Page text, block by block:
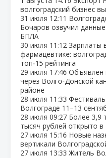
волгоградский бизнес
31 июля 12:11
Бочаров озвучил
БПЛА
30 июля 11:12 Зарплаты
фармацевтике:
топ‑15 рейтинга
29 июля 17:46 Объявлен
через Волго‑Донской
районе
28 июля 11:33
Волгограде 11–13
28 июля 09:27 Более 3,9
тысяч рублей открыто в
27 июля 15:16 Новые
вертикали
27 июля 13:33 Житель